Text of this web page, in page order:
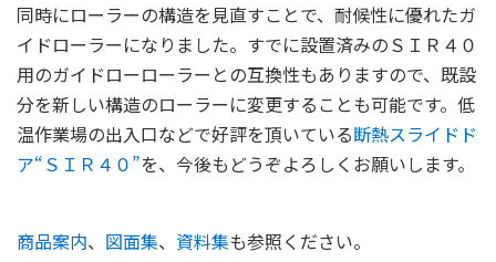
同時にローラーの構造を見直すことで、耐候性に優れたガ
イドローラーになりました。すでに設置済みのＳＩＲ４０
用のガイドローローラーとの互換性もありますので、既設
分を新しい構造のローラーに変更することも可能です。低
温作業場の出入口などで好評を頂いている断熱スライドド
ア“ＳＩＲ４０”を、今後もどうぞよろしくお願いします。
商品案内、 図面集、 資料集も参照ください。